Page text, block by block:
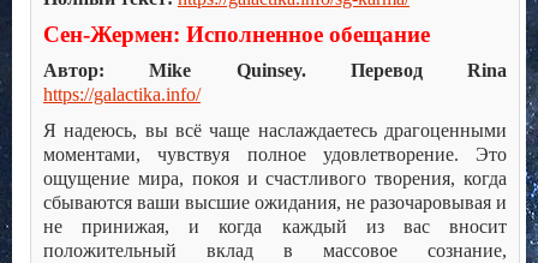
Сен-Жермен: Исполненное обещание
Автор: Mike Quinsey. Перевод Rina
https://galactika.info/
Я надеюсь, вы всё чаще наслаждаетесь драгоценными
моментами, чувствуя полное удовлетворение. Это
ощущение мира, покоя и счастливого творения, когда
сбываются ваши высшие ожидания, не разочаровывая и
не принижая, и когда каждый из вас вносит
положительный вклад в массовое сознание,